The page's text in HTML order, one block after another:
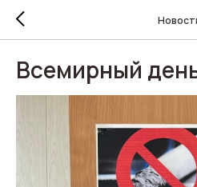
Всемирный